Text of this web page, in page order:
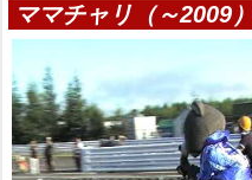
ママチャリ（～2009